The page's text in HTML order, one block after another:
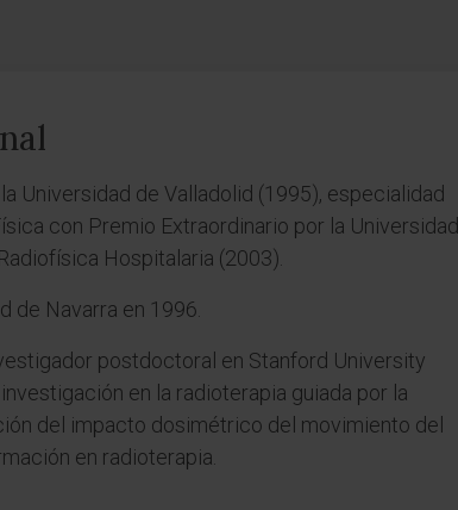
Universidad de Valladolid (1995), especialidad
con Premio Extraordinario por la Universidad
Hospitalaria (2003).
de Navarra en 1996.
postdoctoral en Stanford University
en la radioterapia guiada por la
del impacto dosimétrico del movimiento del
en radioterapia.